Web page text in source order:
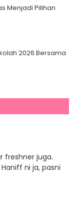
Menjadi Pilihan
2026 Bersama
freshner juga.
ni ja, pasni